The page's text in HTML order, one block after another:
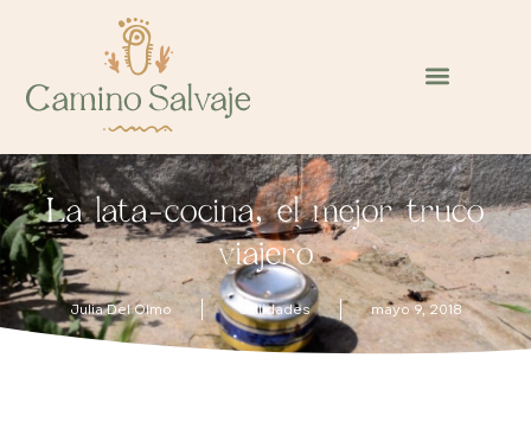
La lata-cocina, el mejor truco
viajero
Julia Del Olmo Utilidades mayo 9, 2018